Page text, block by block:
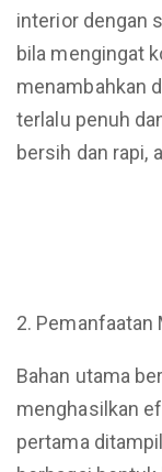
interior dengan
bila mengingat
menambahkan
terlalu penuh
bersih dan rapi,
Pemanfaatan
Bahan utama
menghasilkan
pertama